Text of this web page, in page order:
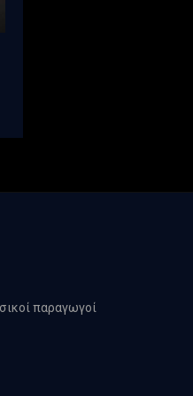
παραγωγοί